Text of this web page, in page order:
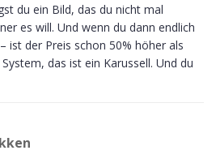
du ein Bild, das du nicht mal
es will. Und wenn du dann endlich
ist der Preis schon 50% höher als
das ist ein Karussell. Und du